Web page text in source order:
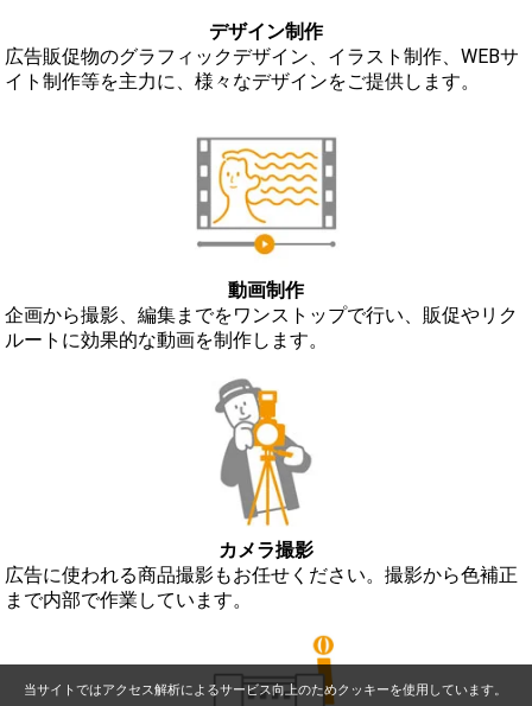
デザイン制作
広告販促物のグラフィックデザイン、イラスト制作、WEBサ
イト制作等を主力に、様々なデザインをご提供します。
動画制作
企画から撮影、編集までをワンストップで行い、販促やリク
ルートに効果的な動画を制作します。
カメラ撮影
広告に使われる商品撮影もお任せください。撮影から色補正
まで内部で作業しています。
当サイトではアクセス解析によるサービス向上のためクッキーを使用しています。